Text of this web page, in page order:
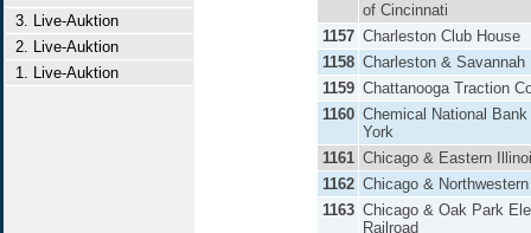
3. Live-Auktion
2. Live-Auktion
1. Live-Auktion
of Cincinnati
1157 Charleston Club House
1158 Charleston & Savannah
1159 Chattanooga Traction
1160 Chemical National Bank
York
1161 Chicago & Eastern
1162 Chicago &
1163 Chicago & Oak Park
Railroad